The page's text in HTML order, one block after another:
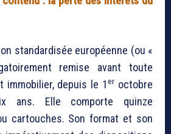
standardisée européenne (ou «
remise avant toute
immobilier, depuis le 1er octobre
ans. Elle comporte quinze
cartouches. Son format et son